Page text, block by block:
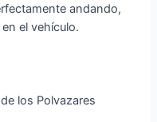
andando,
el vehículo.